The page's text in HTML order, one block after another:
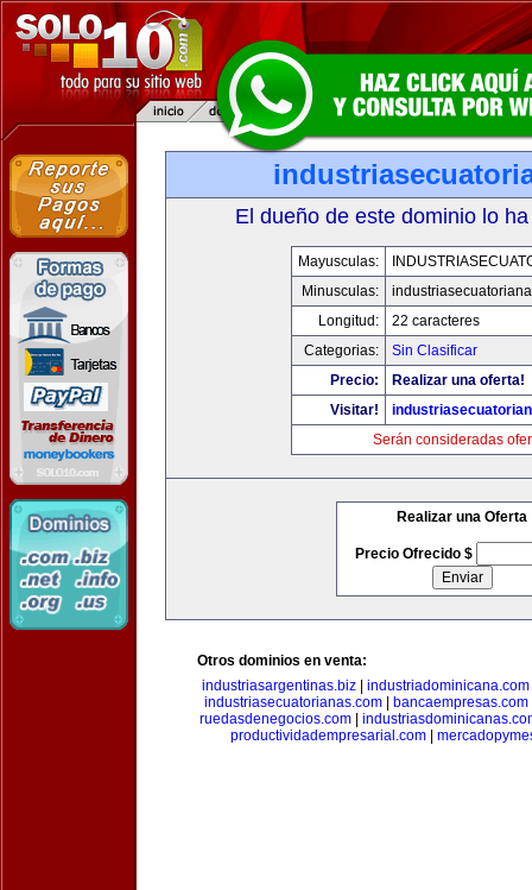
El dueño de este dominio lo
Mayusculas:
Minusculas:
Longitud:
22 caracteres
Categorias:
Sin Clasificar
Precio:
Realizar una oferta!
Visitar!
Serán consideradas
Realizar una Oferta
Precio Ofrecido $
Otros dominios en venta:
industriasargentinas.biz
industriadominicana.com
industriasecuatorianas.com
bancaempresas.com
ruedasdenegocios.com
productividadempresarial.com|